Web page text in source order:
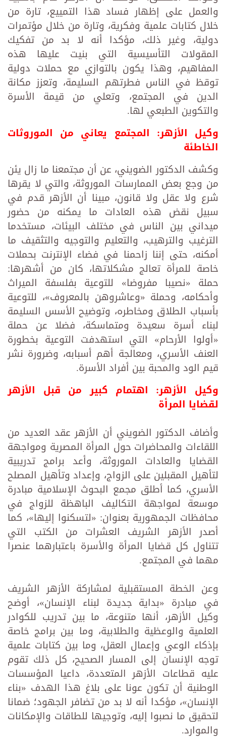
والعمل على إظهار فساد هذا التمييع، تارة من
خلال كتابات علمية وفكرية، وتارة من خلال مؤتمرات
دولية، وغير ذلك، مؤكدا أنه لا بد من تفكيك
المقولات التأسيسية التي بنيت عليها هذه
المفاهيم، وهذا يكون بالتوازي مع حملات دولية
توقظ في الناس فطرتهم السليمة، وتعزز مكانة
الدين في المجتمع، وتعلي من قيمة الأسرة
والتكوين الطبعي لها.
وكيل الأزهر: المجتمع يعاني من الموروثات
الخاطئة
وكشف الدكتور الضويني، عن أن مجتمعنا ما زال يئن
من وجع بعض الممارسات الموروثة، والتي لا يقرها
شرع ولا عقل ولا قانون، مبينا أن الأزهر قدم في
سبيل نقض هذه العادات ما يمكنه من حضور
ميداني بين الناس في مختلف البيئات، مستخدما
الترغيب والترهيب، والتعليم والتوجيه والتثقيف ما
أمكنه، حتى إننا زاحمنا في فضاء الإنترنت بحملات
خاصة للمرأة تعالج مشكلاتها، كان من أشهرها:
حملة «نصيبا مفروضا» للتوعية بفلسفة الميراث
وأحكامه، وحملة «وعاشروهن بالمعروف»، للتوعية
بأسباب الطلاق ‏ومخاطره، وتوضيح الأسس السليمة
لبناء أسرة سعيدة ومتماسكة، فضلا عن حملة
«أولوا الأرحام» التي استهدفت ‏التوعية بخطورة
العنف الأسري، ومعالجة أهم أسبابه، وضرورة نشر
قيم الود ‏والمحبة بين أفراد الأسرة.‏
وكيل الأزهر: اهتمام كبير من قبل الأزهر
لقضايا المرأة
وأضاف الدكتور الضويني أن الأزهر عقد العديد من
اللقاءات والمحاضرات حول المرأة المصرية ومواجهة
القضايا والعادات الموروثة، وأعد برامج تدريبية
لتأهيل المقبلين على الزواج، وإعداد وتأهيل المصلح
الأسري، كما أطلق مجمع البحوث الإسلامية مبادرة
موسعة لمواجهة التكاليف الباهظة للزواج في
محافظات الجمهورية بعنوان: «لتسكنوا إليها»، كما
أصدر الأزهر الشريف العشرات من الكتب التي
تتناول كل قضايا المرأة والأسرة باعتبارهما عنصرا
مهما في المجتمع.
وعن الخطة المستقبلية لمشاركة الأزهر الشريف
في مبادرة «بداية جديدة لبناء الإنسان»، أوضح
وكيل الأزهر، أنها متنوعة، ما بين تدريب للكوادر
العلمية والوعظية والطلابية، وما بين برامج خاصة
بإذكاء الوعي وإعمال العقل، وما بين كتابات علمية
توجه الإنسان إلى المسار الصحيح، كل ذلك تقوم
عليه قطاعات الأزهر المتعددة، داعيا المؤسسات
الوطنية أن تكون عونا على بلاغ هذا الهدف «بناء
الإنسان»، مؤكدا أنه لا بد من تضافر الجهود؛ ضمانا
لتحقيق ما نصبوا إليه، وتوجيها للطاقات والإمكانات
والموارد.